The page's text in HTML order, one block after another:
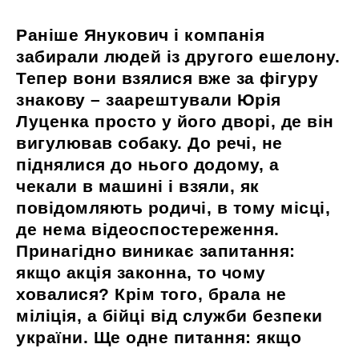
Раніше Янукович і компанія
забирали людей із другого ешелону.
Тепер вони взялися вже за фігуру
знакову – заарештували Юрія
Луценка просто у його дворі, де він
вигулював собаку. До речі, не
піднялися до нього додому, а
чекали в машині і взяли, як
повідомляють родичі, в тому місці,
де нема відеоспостереження.
Принагідно виникає запитання:
якщо акція законна, то чому
ховалися? Крім того, брала не
міліція, а бійці від служби безпеки
україни. Ще одне питання: якщо